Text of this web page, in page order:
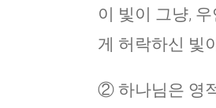
이 빛이 그냥,
게 허락하신 빛
② 하나님은 영